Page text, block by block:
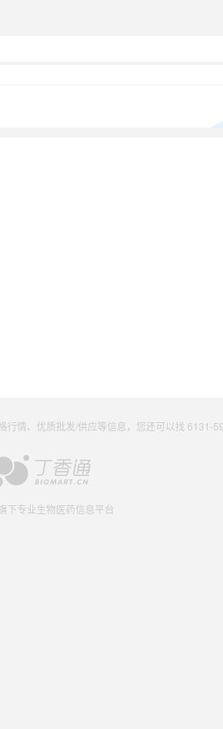
情、优质批发/供应等信息，您还可以找 6131-
下专业生物医药信息平台